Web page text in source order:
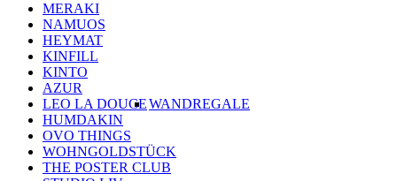
WANDREGALE
MERAKI
NAMUOS
HEYMAT
KINFILL
KINTO
AZUR
LEO LA DOUCE
HUMDAKIN
OVO THINGS
WOHNGOLDSTÜCK
THE POSTER CLUB